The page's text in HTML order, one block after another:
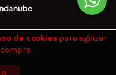
de cookies para agilizar